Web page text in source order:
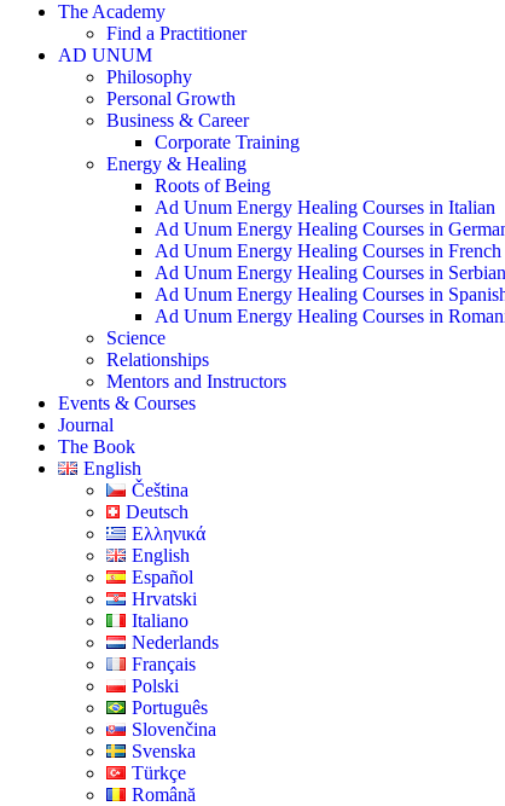
The Academy
Find a Practitioner
AD UNUM
Philosophy
Personal Growth
Business & Career
Corporate Training
Energy & Healing
Roots of Being
Ad Unum Energy Healing Courses in Italian
Ad Unum Energy Healing Courses in
Ad Unum Energy Healing Courses in French
Ad Unum Energy Healing Courses in Serbian
Ad Unum Energy Healing Courses in
Ad Unum Energy Healing Courses in
Science
Relationships
Mentors and Instructors
Events & Courses
Journal
The Book
English
Čeština
Deutsch
Ελληνικά
English
Español
Hrvatski
Italiano
Nederlands
Français
Polski
Português
Slovenčina
Svenska
Türkçe
Română